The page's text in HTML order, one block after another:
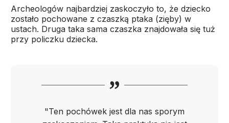
Archeologów najbardziej zaskoczyło to, że dziecko
zostało pochowane z czaszką ptaka (zięby) w
ustach. Druga taka sama czaszka znajdowała się tuż
przy policzku dziecka.
"Ten pochówek jest dla nas sporym